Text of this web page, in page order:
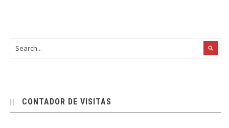
CONTADOR DE VISITAS